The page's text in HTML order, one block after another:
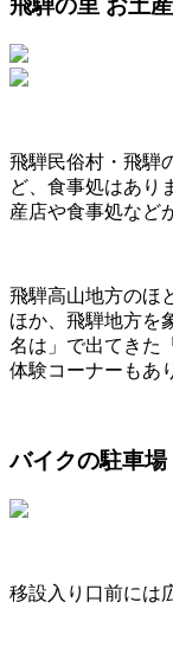
飛騨の里 お土産
飛騨民俗村・飛騨
ど、食事処はあり
産店や食事処など
飛騨高山地方のほ
ほか、飛騨地方を
名は」で出てきた
体験コーナーもあ
バイクの駐車場
移設入り口前には